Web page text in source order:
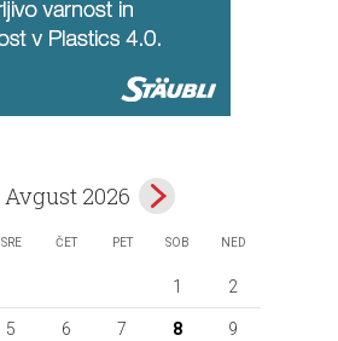
Avgust 2026
SRE ČET PET SOB NED
1 2
5 6 7 8 9